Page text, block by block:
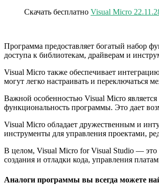
Скачать бесплатно Visual Micro
Программа предоставляет богатый набор
доступа к библиотекам, драйверам и
Visual Micro также обеспечивает
могут легко настраивать и переключаться
Важной особенностью Visual Micro
функциональность программы. Это дает
Visual Micro обладает дружественным и
инструменты для управления проектами,
В целом, Visual Micro for Visual Studio — это
создания и отладки кода, управления
Аналоги программы вы всегда можете